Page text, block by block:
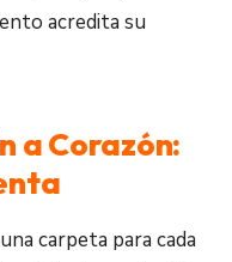
acredita su
a Corazón:
carpeta para cada